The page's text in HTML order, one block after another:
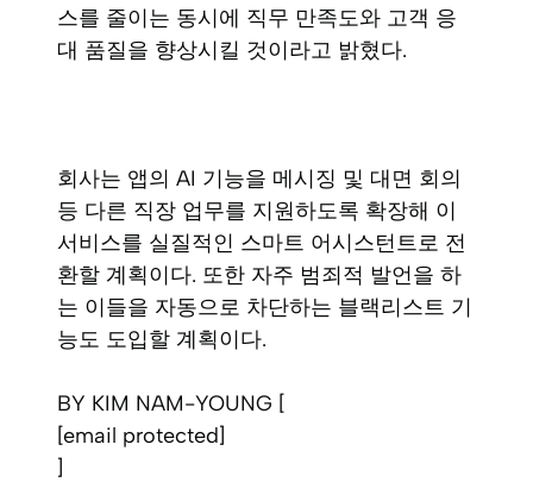
스를 줄이는 동시에 직무 만족도와 고객 응
대 품질을 향상시킬 것이라고 밝혔다.
회사는 앱의 AI 기능을 메시징 및 대면 회의
등 다른 직장 업무를 지원하도록 확장해 이
서비스를 실질적인 스마트 어시스턴트로 전
환할 계획이다. 또한 자주 범죄적 발언을 하
는 이들을 자동으로 차단하는 블랙리스트 기
능도 도입할 계획이다.
BY KIM NAM-YOUNG [
[email protected]
]